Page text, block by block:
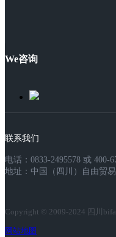
We咨询
联系我们
电话：0833-2495578 或 400-
地址：中国（四川）自由贸
Copyright © 2009-2024 四川
网站地图